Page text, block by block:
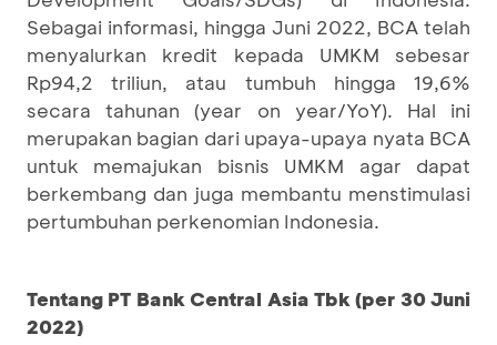
Sebagai informasi, hingga Juni 2022, BCA telah
menyalurkan kredit kepada UMKM sebesar
Rp94,2 triliun, atau tumbuh hingga 19,6%
secara tahunan (year on year/YoY). Hal ini
merupakan bagian dari upaya-upaya nyata BCA
untuk memajukan bisnis UMKM agar dapat
berkembang dan juga membantu menstimulasi
pertumbuhan perkenomian Indonesia.
Tentang PT Bank Central Asia Tbk (per 30 Juni
2022)